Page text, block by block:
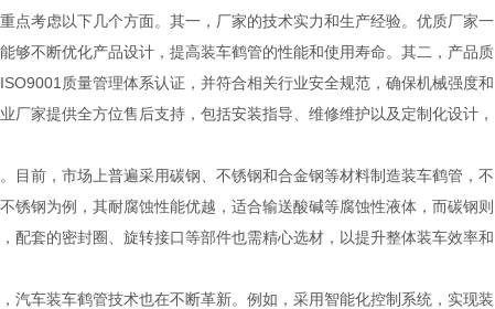
点考虑以下几个方面。其一，厂家的技术实力和生产经验。优质厂家一
够不断优化产品设计，提高装车鹤管的性能和使用寿命。其二，产品质
质量管理体系认证，并符合相关行业安全规范，确保机械强度和
厂家提供全方位售后支持，包括安装指导、维修维护以及定制化设计，
目前，市场上普遍采用碳钢、不锈钢和合金钢等材料制造装车鹤管，不
锈钢为例，其耐腐蚀性能优越，适合输送酸碱等腐蚀性液体，而碳钢则
配套的密封圈、旋转接口等部件也需精心选材，以提升整体装车效率和
汽车装车鹤管技术也在不断革新。例如，采用智能化控制系统，实现装